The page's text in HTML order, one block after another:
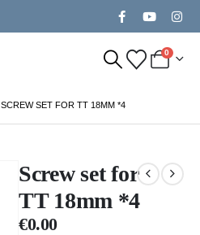
0
SCREW SET FOR TT 18MM *4
Screw set for
TT 18mm *4
€0.00